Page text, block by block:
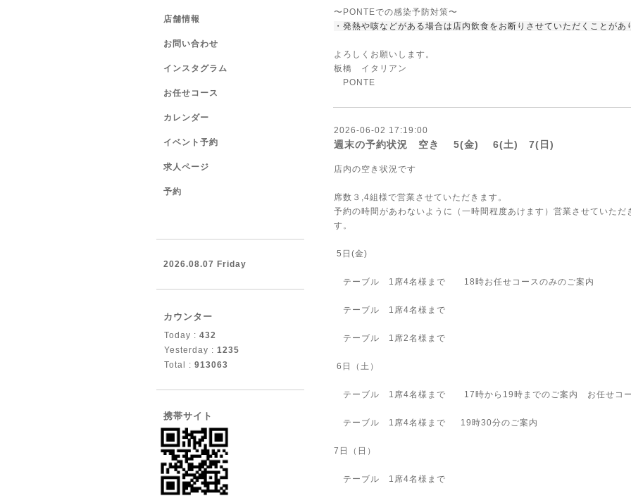
〜PONTEでの感染予防対策〜
・発熱や咳などがある場合は店内飲食をお断りさせていただくことがあ
よろしくお願いします。
板橋 イタリアン
PONTE
2026-06-02 17:19:00
週末の予約状況 空き 5(金) 6(土) 7(日)
店内の空き状況です
席数３,4組様で営業させていただきます。
予約の時間があわないように（一時間程度あけます）営業させていた
す。
5日(金)
テーブル 1席4名様まで 18時お任せコースのみのご案内
テーブル 1席4名様まで
テーブル 1席2名様まで
6日（土）
テーブル 1席4名様まで 17時から19時までのご案内 お任せコー
テーブル 1席4名様まで 19時30分のご案内
7日（日）
テーブル 1席4名様まで
店舗情報
お問い合わせ
インスタグラム
お任せコース
カレンダー
イベント予約
求人ページ
予約
2026.08.07 Friday
カウンター
Today : 432
Yesterday : 1235
Total : 913063
携帯サイト